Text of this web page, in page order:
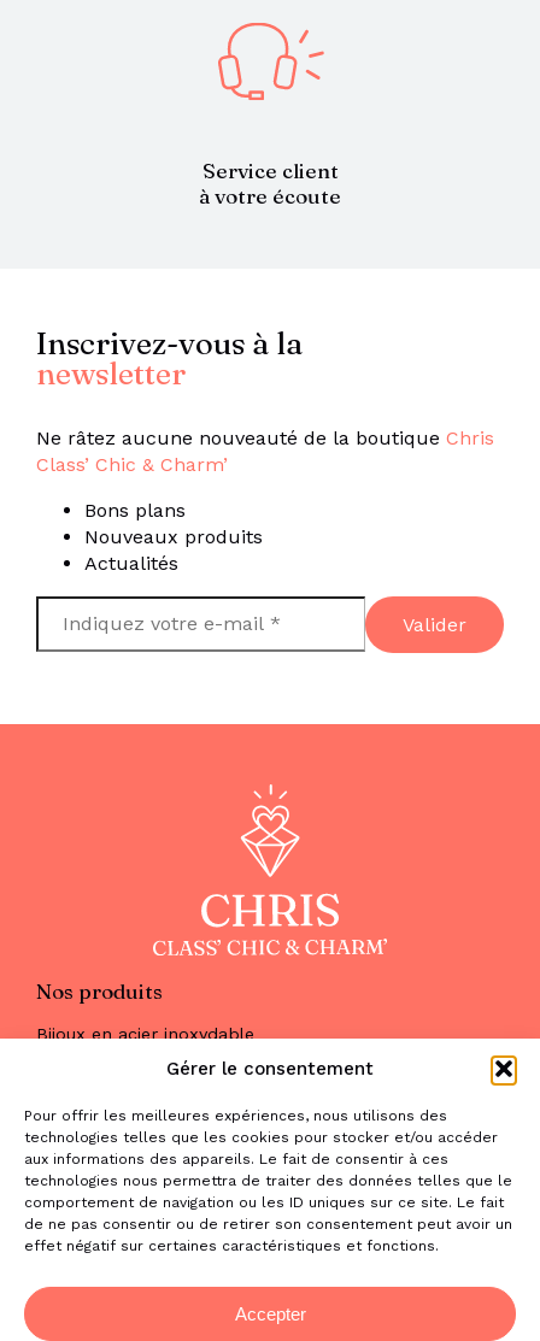
Gérer le consentement
Pour offrir les meilleures expériences, nous utilisons des
technologies telles que les cookies pour stocker et/ou accéder
aux informations des appareils. Le fait de consentir à ces
technologies nous permettra de traiter des données telles que le
comportement de navigation ou les ID uniques sur ce site. Le fait
de ne pas consentir ou de retirer son consentement peut avoir un
effet négatif sur certaines caractéristiques et fonctions.
Accepter
Service client
à votre écoute
Inscrivez-vous à la
newsletter
Ne râtez aucune nouveauté de la boutique Chris
Class’ Chic & Charm’
Bons plans
Nouveaux produits
Actualités
Nos produits
Bijoux en acier inoxydable
Maquillage
Parfums
Nous trouver
& nous contacter
2 place de la Liberté
31470 Saint-Lys
06 52 05 69 65